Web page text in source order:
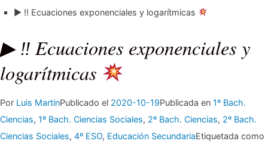
▶ ‼ Ecuaciones exponenciales y logarítmicas
▶ ‼ Ecuaciones exponenciales y
logarítmicas
Por Luis MartinPublicado el 2020-10-19Publicada en 1º Bach.
Ciencias, 1º Bach. Ciencias Sociales, 2º Bach. Ciencias, 2º Bach.
Ciencias Sociales, 4º ESO, Educación SecundariaEtiquetada como